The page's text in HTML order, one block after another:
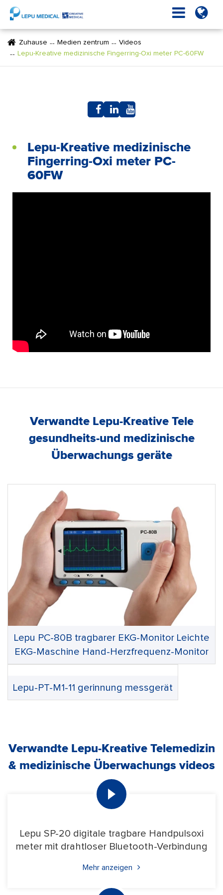
Zuhause Medien zentrum
Videos
Lepu-Kreative medizinische Fingerring-Oxi meter PC-60FW
Lepu-Kreative medizinische
Fingerring-Oxi meter PC-
60FW
Verwandte Lepu-Kreative Tele
gesundheits-und medizinische
Überwachungs geräte
Lepu PC-80B tragbarer EKG-Monitor Leichte
EKG-Maschine Hand-Herzfrequenz-Monitor
Lepu-PT-M1-11 gerinnung messgerät
Verwandte Lepu-Kreative Telemedizin
& medizinische Überwachungs videos
Lepu SP-20 digitale tragbare Handpulsoxi
meter mit drahtloser Bluetooth-Verbindung
Mehr anzeigen